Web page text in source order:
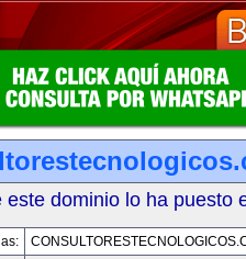
este dominio lo ha puesto